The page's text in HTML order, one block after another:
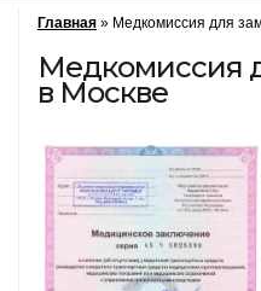
Главная » Медкомиссия для
Медкомиссия
в Москве